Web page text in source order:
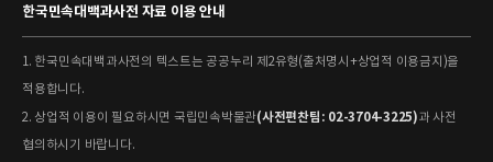
한국민속대백과사전 자료 이용 안내
1. 한국민속대백과사전의 텍스트는 공공누리 제2유형(출처명시+상업적 이용금지)을
적용합니다.
2. 상업적 이용이 필요하시면 국립민속박물관(사전편찬팀: 02-3704-3225)과 사전
협의하시기 바랍니다.